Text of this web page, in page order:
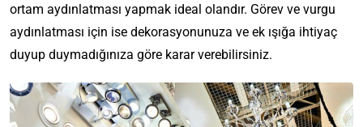
ortam aydınlatması yapmak ideal olandır. Görev ve vurgu
aydınlatması için ise dekorasyonunuza ve ek ışığa ihtiyaç
duyup duymadığınıza göre karar verebilirsiniz.